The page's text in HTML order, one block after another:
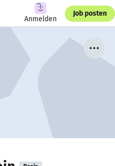
Anmelden
Job posten